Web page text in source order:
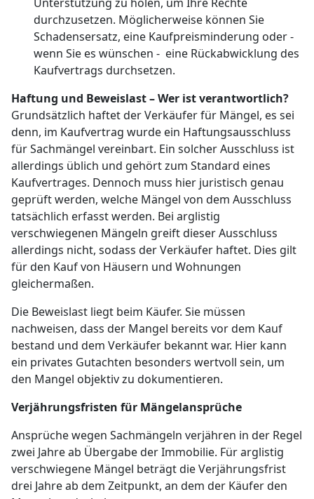
durchzusetzen. Möglicherweise können Sie
Schadensersatz, eine Kaufpreisminderung oder -
wenn Sie es wünschen - eine Rückabwicklung des
Kaufvertrags durchsetzen.
Haftung und Beweislast – Wer ist verantwortlich?
Grundsätzlich haftet der Verkäufer für Mängel, es sei
denn, im Kaufvertrag wurde ein Haftungsausschluss
für Sachmängel vereinbart. Ein solcher Ausschluss ist
allerdings üblich und gehört zum Standard eines
Kaufvertrages. Dennoch muss hier juristisch genau
geprüft werden, welche Mängel von dem Ausschluss
tatsächlich erfasst werden. Bei arglistig
verschwiegenen Mängeln greift dieser Ausschluss
allerdings nicht, sodass der Verkäufer haftet. Dies gilt
für den Kauf von Häusern und Wohnungen
gleichermaßen.
Die Beweislast liegt beim Käufer. Sie müssen
nachweisen, dass der Mangel bereits vor dem Kauf
bestand und dem Verkäufer bekannt war. Hier kann
ein privates Gutachten besonders wertvoll sein, um
den Mangel objektiv zu dokumentieren.
Verjährungsfristen für Mängelansprüche
Ansprüche wegen Sachmängeln verjähren in der Regel
zwei Jahre ab Übergabe der Immobilie. Für arglistig
verschwiegene Mängel beträgt die Verjährungsfrist
drei Jahre ab dem Zeitpunkt, an dem der Käufer den